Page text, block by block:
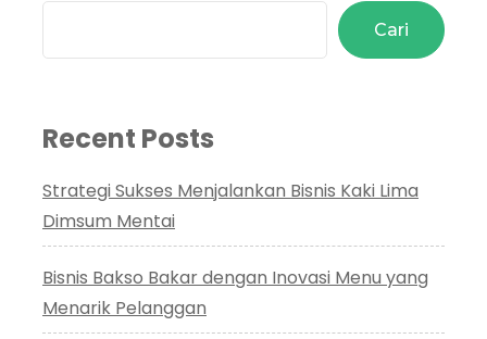
Cari
Recent Posts
Strategi Sukses Menjalankan Bisnis Kaki Lima
Dimsum Mentai
Bisnis Bakso Bakar dengan Inovasi Menu yang
Menarik Pelanggan